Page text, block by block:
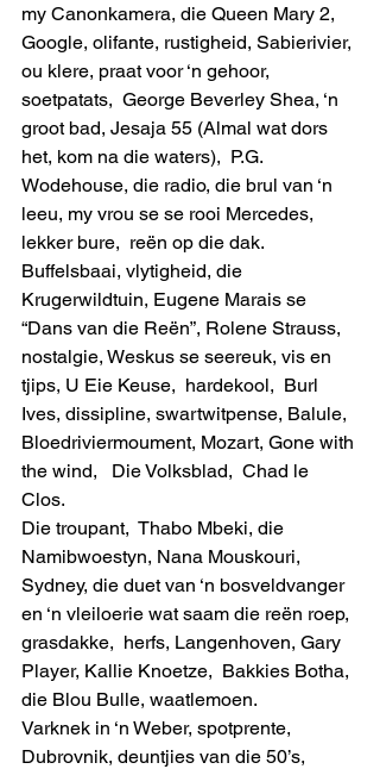
my Canonkamera, die Queen Mary 2,
Google, olifante, rustigheid, Sabierivier,
ou klere, praat voor ‘n gehoor,
soetpatats,  George Beverley Shea, ‘n
groot bad, Jesaja 55 (Almal wat dors
het, kom na die waters),  P.G.
Wodehouse, die radio, die brul van ‘n
leeu, my vrou se se rooi Mercedes,
lekker bure,  reën op die dak.
Buffelsbaai, vlytigheid, die
Krugerwildtuin, Eugene Marais se
“Dans van die Reën”, Rolene Strauss,
nostalgie, Weskus se seereuk, vis en
tjips, U Eie Keuse,  hardekool,  Burl
Ives, dissipline, swartwitpense, Balule,
Bloedriviermoument, Mozart, Gone with
the wind,   Die Volksblad,  Chad le
Clos.
Die troupant,  Thabo Mbeki, die
Namibwoestyn, Nana Mouskouri,
Sydney, die duet van ‘n bosveldvanger
en ‘n vleiloerie wat saam die reën roep,
grasdakke,  herfs, Langenhoven, Gary
Player, Kallie Knoetze,  Bakkies Botha,
die Blou Bulle, waatlemoen.
Varknek in ‘n Weber, spotprente,
Dubrovnik, deuntjies van die 50’s,